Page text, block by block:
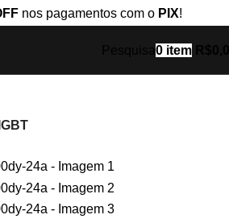
nos pagamentos com o PIX!
0 item